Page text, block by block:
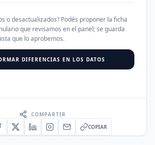
o desactualizados? Podés proponer la ficha
que revisamos en el panel; se guarda
que lo aprobemos.
DIFERENCIAS EN LOS DATOS
COMPARTIR
COPIAR